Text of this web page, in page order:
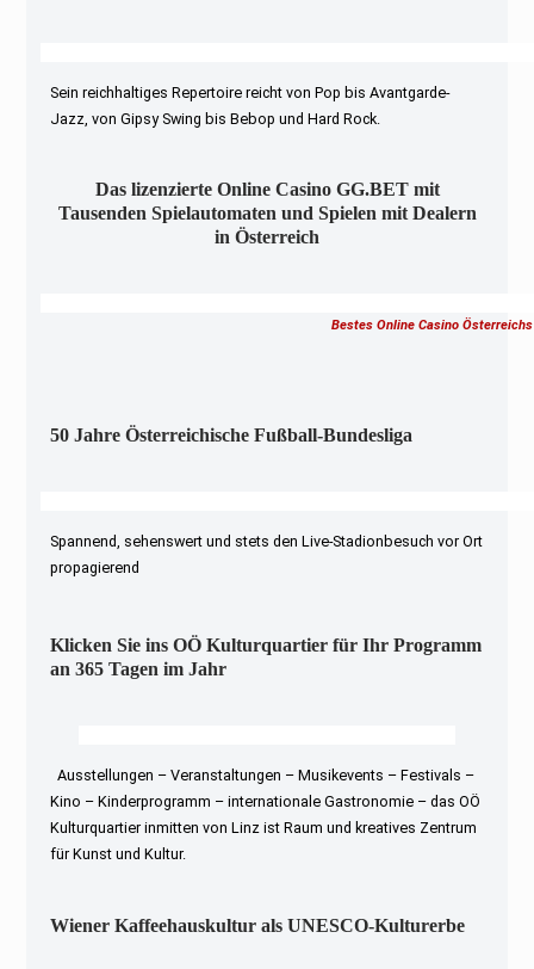
Sein reichhaltiges Repertoire reicht von Pop bis Avantgarde-
Jazz, von Gipsy Swing bis Bebop und Hard Rock.
Das lizenzierte Online Casino GG.BET mit
Tausenden Spielautomaten und Spielen mit Dealern
in Österreich
Bestes Online Casino Österreichs
50 Jahre Österreichische Fußball-Bundesliga
Spannend, sehenswert und stets den Live-Stadionbesuch vor Ort
propagierend
Klicken Sie ins OÖ Kulturquartier für Ihr Programm
an 365 Tagen im Jahr
Ausstellungen – Veranstaltungen – Musikevents – Festivals –
Kino – Kinderprogramm – internationale Gastronomie – das OÖ
Kulturquartier inmitten von Linz ist Raum und kreatives Zentrum
für Kunst und Kultur.
Wiener Kaffeehauskultur als UNESCO-Kulturerbe